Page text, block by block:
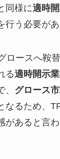
同様に適時
行う必要が
ロースへ鞍
る適時開示
グロース
なるため、
があると言わ